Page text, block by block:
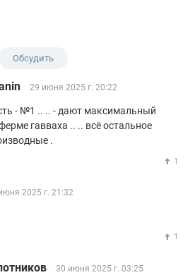
Обсудить
29 июня 2025 г. 20:22
- №1 .. .. - дают максимальный
гавваха .. .. всё остальное
.
1
2025 г. 21:32
1
30 июня 2025 г. 03:25